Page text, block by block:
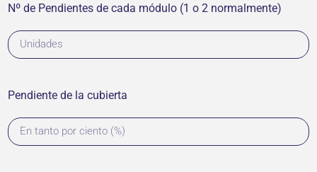
Nº de Pendientes de cada módulo (1 o 2 normalmente)
Pendiente de la cubierta